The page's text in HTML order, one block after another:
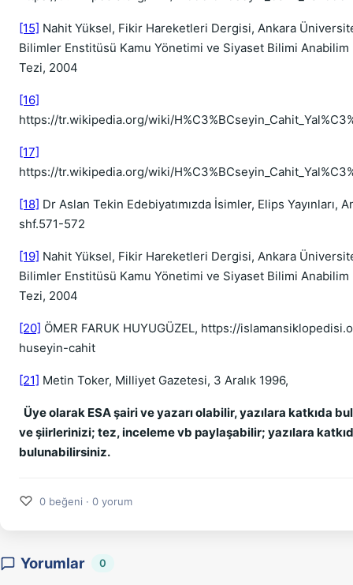
[15] Nahit Yüksel, Fikir Hareketleri Dergisi, Ankara
Bilimler Enstitüsü Kamu Yönetimi ve Siyaset Bilimi Anabilim
Tezi, 2004
[16]
https://tr.wikipedia.org/wiki/
[17]
https://tr.wikipedia.org/wiki/
[18] Dr Aslan Tekin Edebiyatımızda İsimler, Elips Yayınları,
shf.571-572
[19] Nahit Yüksel, Fikir Hareketleri Dergisi, Ankara
Bilimler Enstitüsü Kamu Yönetimi ve Siyaset Bilimi Anabilim
Tezi, 2004
[20] ÖMER FARUK HUYUGÜZEL, https://
huseyin-cahit
[21] Metin Toker, Milliyet Gazetesi, 3 Aralık 1996,
Üye olarak ESA şairi ve yazarı olabilir, yazılara katkıda
ve şiirlerinizi; tez, inceleme vb paylaşabilir; yazılara
bulunabilirsiniz.
♡ 0 beğeni · 0 yorum
Yorumlar 0